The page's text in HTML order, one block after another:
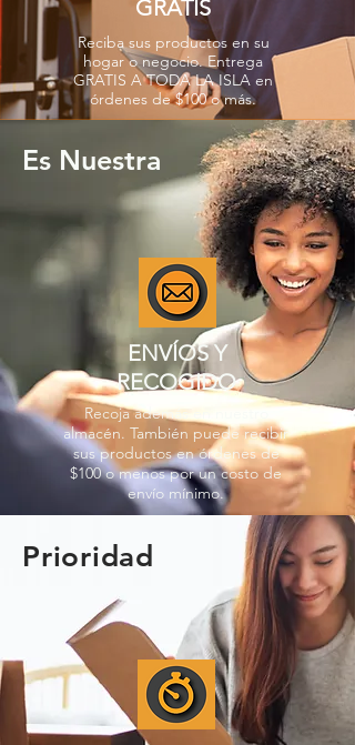
GRATIS
Reciba sus productos en su
hogar o negocio. Entrega
GRATIS A TODA LA ISLA en
órdenes de $100 o más.
Es Nuestra
ENVÍOS Y
RECOGIDO
Recoja además en nuestro
almacén. También puede recibir
sus productos en órdenes de
$100 o menos por un costo de
envío mínimo.
Prioridad